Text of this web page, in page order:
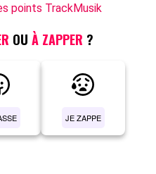
points TrackMusik
OU À ZAPPER ?
JE ZAPPE